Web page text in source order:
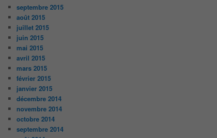
septembre 2015
août 2015
juillet 2015
juin 2015
mai 2015
avril 2015
mars 2015
février 2015
janvier 2015
décembre 2014
novembre 2014
octobre 2014
septembre 2014